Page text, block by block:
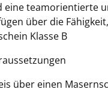
eine teamorientierte
über die
Klasse B
über einen